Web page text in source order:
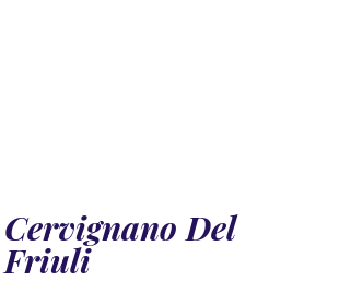
Cervignano Del
Friuli